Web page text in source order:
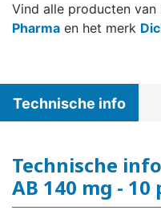
Vind alle producten
Pharma en het merk
Technische info
Technische
AB 140 mg -